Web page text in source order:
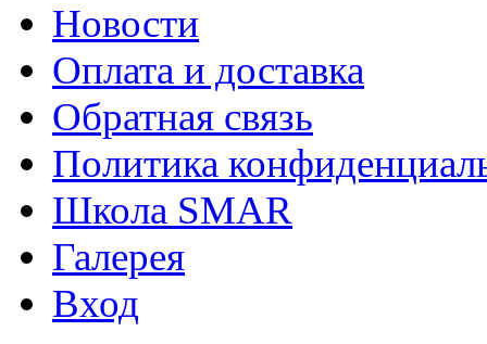
Новости
Оплата и доставка
Обратная связь
Политика
Школа SMAR
Галерея
Вход